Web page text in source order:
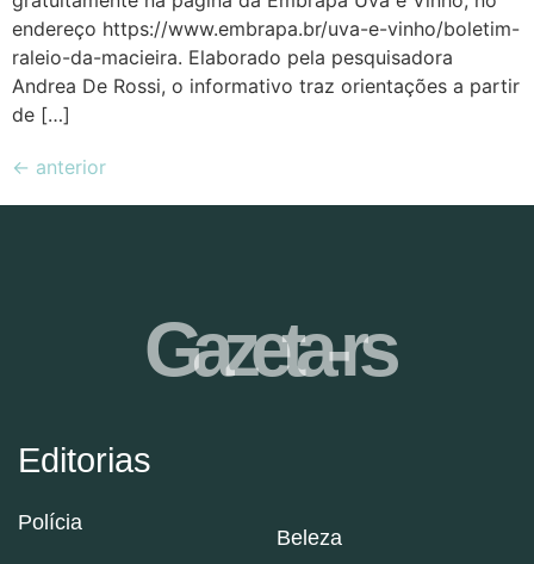
endereço https://www.embrapa.br/uva-e-vinho/boletim-
raleio-da-macieira. Elaborado pela pesquisadora
Andrea De Rossi, o informativo traz orientações a partir
de […]
← anterior
Editorias
Polícia
Beleza
Gazeta-rs